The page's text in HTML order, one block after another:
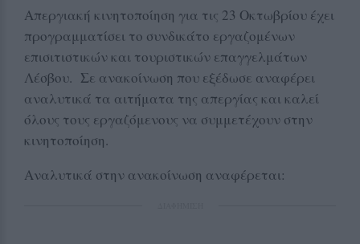
Απεργιακή κινητοποίηση για τις 23 Οκτωβρίου έχει
προγραμματίσει το συνδικάτο εργαζομένων
επισιτιστικών και τουριστικών επαγγελμάτων
Λέσβου. Σε ανακοίνωση που εξέδωσε αναφέρει
αναλυτικά τα αιτήματα της απεργίας και καλεί
όλους τους εργαζόμενους να συμμετέχουν στην
κινητοποίηση.
Αναλυτικά στην ανακοίνωση αναφέρεται: